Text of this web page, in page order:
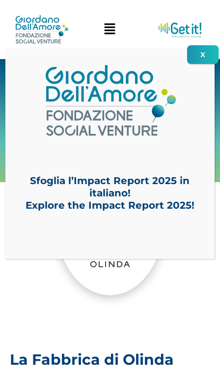
contenuto
La Fabbrica di Olinda
Sfoglia l’Impact Report 2025 in
italiano!
Explore the Impact Report 2025!